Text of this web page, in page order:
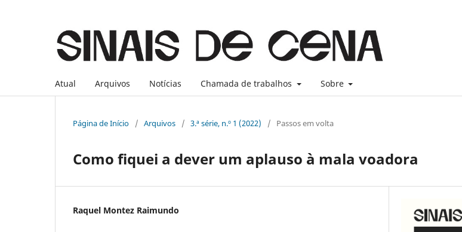
Atual Arquivos Notícias Chamada de trabalhos Sobre
Página de Início / Arquivos / 3.ª série, n.º 1 (2022) / Passos em volta
Como fiquei a dever um aplauso à mala voadora
Raquel Montez Raimundo